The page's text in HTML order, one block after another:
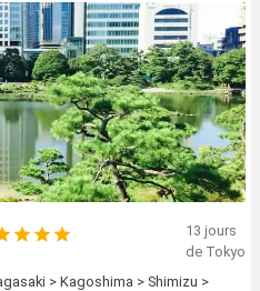
13 jours
de Tokyo
> Kagoshima > Shimizu >